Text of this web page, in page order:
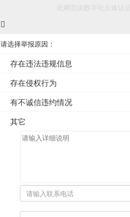
此网页由数字化主体认
请选择举报原因：
存在违法违规信息
存在侵权行为
有不诚信违约情况
其它